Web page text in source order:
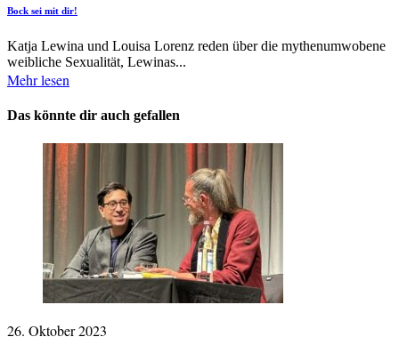
Bock sei mit dir!
Katja Lewina und Louisa Lorenz reden über die mythenumwobene
weibliche Sexualität, Lewinas...
Mehr lesen
Das könnte dir auch gefallen
26. Oktober 2023